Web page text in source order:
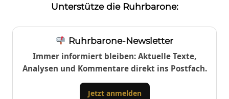
Unterstütze die Ruhrbarone:
Ruhrbarone-Newsletter
Immer informiert bleiben: Aktuelle Texte,
Analysen und Kommentare direkt ins Postfach.
Jetzt anmelden